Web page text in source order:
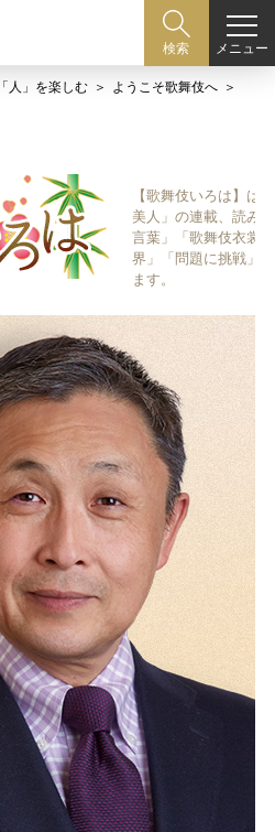
検索 メニュー
「人」を楽しむ
ようこそ歌舞伎へ
【歌舞伎いろは】は
美人」の連載、読み
言葉」「歌舞伎衣裳
界」「問題に挑戦」
ます。